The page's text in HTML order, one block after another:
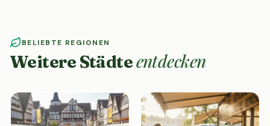
BELIEBTE REGIONEN
Weitere Städteentdecken